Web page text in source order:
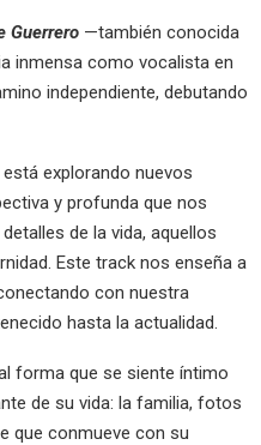
Guerrero —también conocida
inmensa como vocalista en
independiente, debutando
explorando nuevos
y profunda que nos
de la vida, aquellos
Este track nos enseña a
con nuestra
hasta la actualidad.
forma que se siente íntimo
de su vida: la familia, fotos
que conmueve con su